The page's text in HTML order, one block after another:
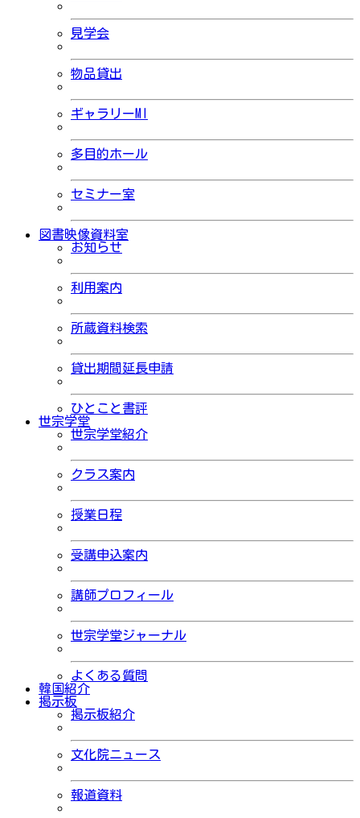
見学会
物品貸出
ギャラリーMI
多目的ホール
セミナー室
図書映像資料室
お知らせ
利用案内
所蔵資料検索
貸出期間延長申請
ひとこと書評
世宗学堂
世宗学堂紹介
クラス案内
授業日程
受講申込案内
講師プロフィール
世宗学堂ジャーナル
よくある質問
韓国紹介
掲示板
掲示板紹介
文化院ニュース
報道資料